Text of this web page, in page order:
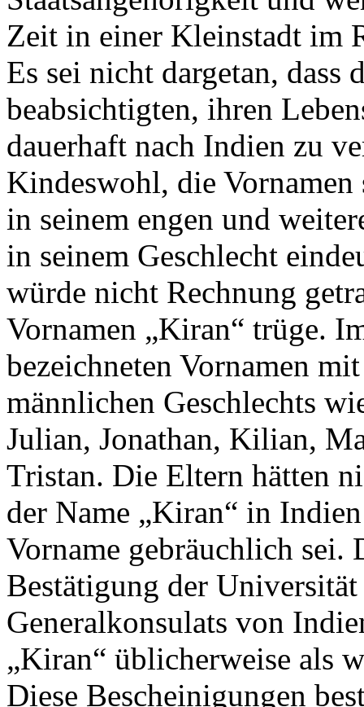
Zeit in einer Kleinstadt im
Es sei nicht dargetan, dass
beabsichtigten, ihren
dauerhaft nach Indien zu
Kindeswohl, die Vornamen
in seinem engen und
in seinem Geschlecht
würde nicht Rechnung
Vornamen „Kiran“ trüge.
bezeichneten Vornamen
männlichen Geschlechts
Julian, Jonathan, Kilian,
Tristan. Die Eltern hätten
der Name „Kiran“ in
Vorname gebräuchlich sei.
Bestätigung der
Generalkonsulats von
„Kiran“ üblicherweise als
Diese Bescheinigungen